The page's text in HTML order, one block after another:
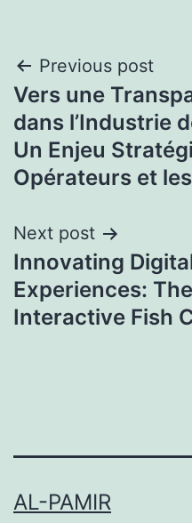
Post
navigation
Previous post
Vers une
dans l’Industrie
Un Enjeu
Opérateurs et
Next post
Innovating
Experiences:
Interactive Fish
AL-PAMIR